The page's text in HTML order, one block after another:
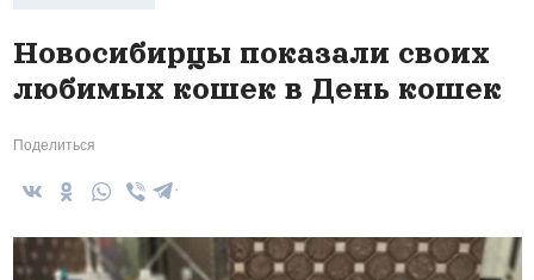
Новосибирцы показали своих
любимых кошек в День кошек
Поделиться